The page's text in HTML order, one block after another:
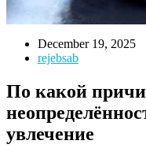
December 19, 2025
rejebsab
По какой
увлечение